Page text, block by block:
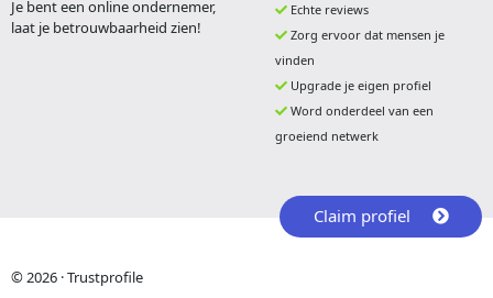
Je bent een online ondernemer,
laat je betrouwbaarheid zien!
Echte reviews
Zorg ervoor dat mensen je
vinden
Upgrade je eigen profiel
Word onderdeel van een
groeiend netwerk
Claim profiel
© 2026 · Trustprofile